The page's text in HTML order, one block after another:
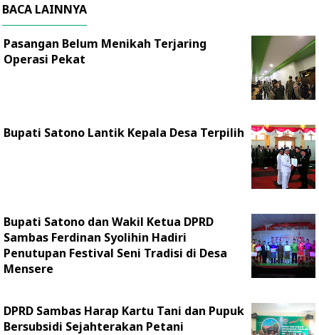
BACA LAINNYA
Pasangan Belum Menikah Terjaring
Operasi Pekat
Bupati Satono Lantik Kepala Desa Terpilih
Bupati Satono dan Wakil Ketua DPRD
Sambas Ferdinan Syolihin Hadiri
Penutupan Festival Seni Tradisi di Desa
Mensere
DPRD Sambas Harap Kartu Tani dan Pupuk
Bersubsidi Sejahterakan Petani